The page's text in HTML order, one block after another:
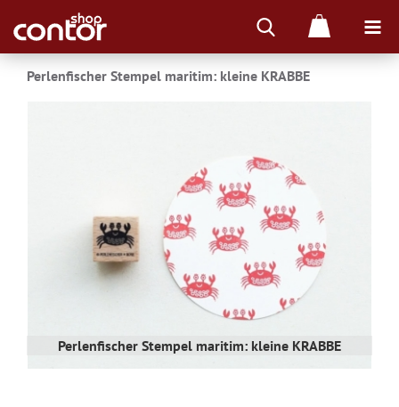
Perlenfischer Stempel maritim: kleine KRABBE
Perlenfischer Stempel maritim: kleine KRABBE